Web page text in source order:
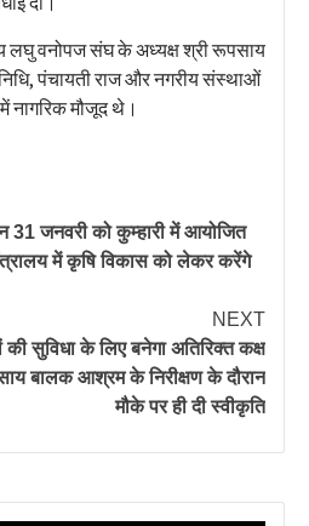
लघु वनोपज संघ के अध्यक्ष श्री रूपसाय
पंचायती राज और नगरीय संस्थाओं
नागरिक मौजूद थे।
31 जनवरी को कुम्हारी में आयोजित
में कृषि विकास को लेकर करेंगे
NEXT
की सुविधा के लिए बनेगा अतिरिक्त कक्ष
बालक आश्रम के निरीक्षण के दौरान
मौके पर ही दी स्वीकृति